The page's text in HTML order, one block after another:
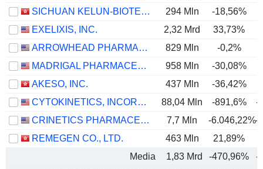
SICHUAN KELUN-BIOTECH BIOPHARMACEUTICAL CO., LTD.
294 Mln -18,56%
EXELIXIS, INC.
2,32 Mrd 33,73%
ARROWHEAD PHARMACEUTICALS, INC.
829 Mln -0,2%
MADRIGAL PHARMACEUTICALS, INC.
958 Mln -30,08%
AKESO, INC.
437 Mln -36,42%
CYTOKINETICS, INCORPORATED
88,04 Mln -891,6%
-
CRINETICS PHARMACEUTICALS, INC.
7,7 Mln -6.046,22%-
REMEGEN CO., LTD.
463 Mln 21,89%
Media
1,83 Mrd -470,96%
-